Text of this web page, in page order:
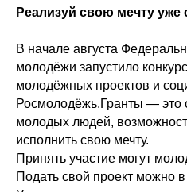
Реализуй свою мечту уже
В начале августа
молодёжи запустило
молодёжных проектов и
Росмолодёжь.Гранты — это
молодых людей,
исполнить свою мечту.
Принять участие могут
Подать свой проект можно